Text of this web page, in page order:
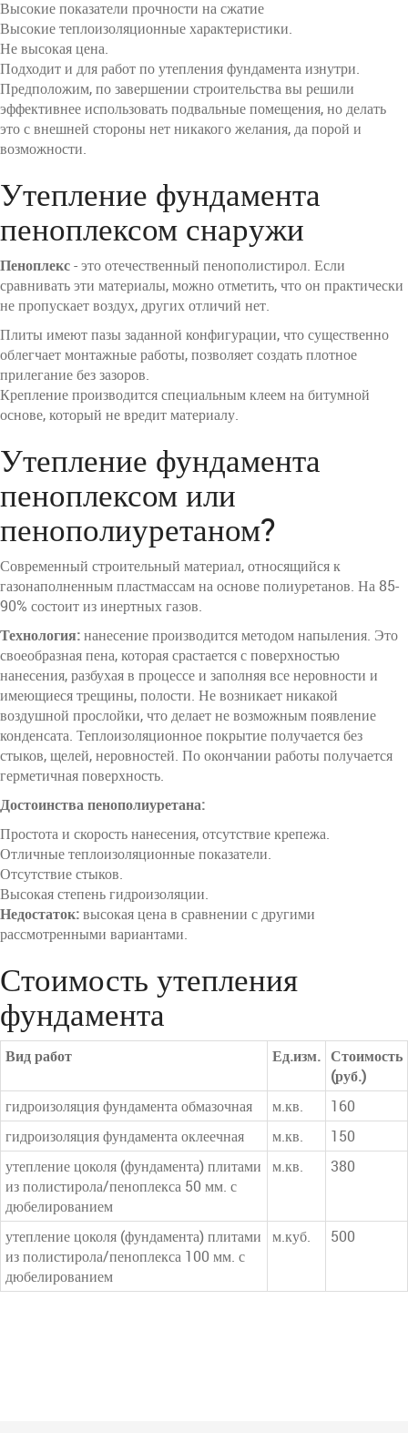
Высокие показатели прочности на сжатие
Высокие теплоизоляционные характеристики.
Не высокая цена.
Подходит и для работ по утепления фундамента изнутри.
Предположим, по завершении строительства вы решили
эффективнее использовать подвальные помещения, но делать
это с внешней стороны нет никакого желания, да порой и
возможности.
Утепление фундамента
пеноплексом снаружи
Пеноплекс- это отечественный пенополистирол. Если
сравнивать эти материалы, можно отметить, что он практически
не пропускает воздух, других отличий нет.
Плиты имеют пазы заданной конфигурации, что существенно
облегчает монтажные работы, позволяет создать плотное
прилегание без зазоров.
Крепление производится специальным клеем на битумной
основе, который не вредит материалу.
Утепление фундамента
пеноплексом или
пенополиуретаном?
Современный строительный материал, относящийся к
газонаполненным пластмассам на основе полиуретанов. На 85-
90% состоит из инертных газов.
Технология:нанесение производится методом напыления. Это
своеобразная пена, которая срастается с поверхностью
нанесения, разбухая в процессе и заполняя все неровности и
имеющиеся трещины, полости. Не возникает никакой
воздушной прослойки, что делает не возможным появление
конденсата. Теплоизоляционное покрытие получается без
стыков, щелей, неровностей. По окончании работы получается
герметичная поверхность.
Достоинства пенополиуретана:
Простота и скорость нанесения, отсутствие крепежа.
Отличные теплоизоляционные показатели.
Отсутствие стыков.
Высокая степень гидроизоляции.
Недостаток:высокая цена в сравнении с другими
рассмотренными вариантами.
Стоимость утепления
фундамента
Вид работ Ед.изм. Стоимость
(руб.)
гидроизоляция фундамента обмазочная
м.кв.
160
гидроизоляция фундамента оклеечная
м.кв.
150
утепление цоколя (фундамента) плитами
из полистирола/пеноплекса 50 мм. с
дюбелированием
м.кв. 380
утепление цоколя (фундамента) плитами
из полистирола/пеноплекса 100 мм. с
дюбелированием
м.куб. 500